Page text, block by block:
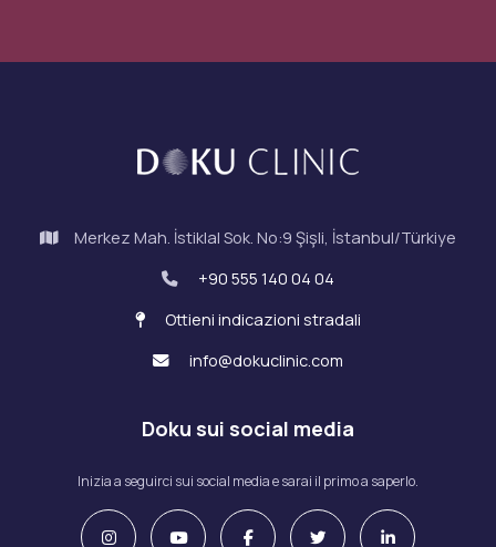
Merkez Mah. İstiklal Sok. No:9 Şişli, İstanbul/Türkiye
+90 555 140 04 04
Ottieni indicazioni stradali
info@dokuclinic.com
Doku sui social media
Inizia a seguirci sui social media e sarai il primo a saperlo.